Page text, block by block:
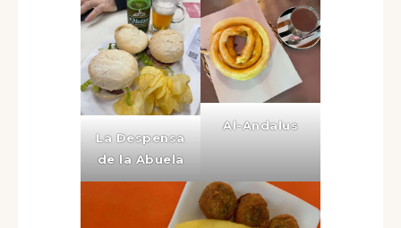
La Despensa
de la Abuela
Al-Andalus